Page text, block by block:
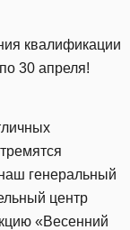
квалификации
30 апреля!
генеральный
центр
«Весенний